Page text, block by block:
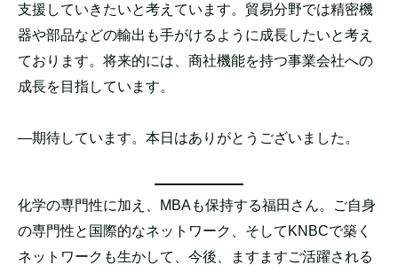
支援していきたいと考えています。貿易分野では精密機
器や部品などの輸出も手がけるように成長したいと考え
ております。将来的には、商社機能を持つ事業会社への
成長を目指しています。
―期待しています。本日はありがとうございました。
化学の専門性に加え、MBAも保持する福田さん。ご自身
の専門性と国際的なネットワーク、そしてKNBCで築く
ネットワークも生かして、今後、ますますご活躍される